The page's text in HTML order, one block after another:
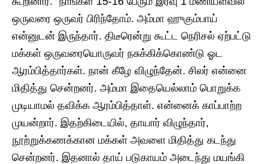
ஒருவரை ஒருவர் பிரிந்தோம். அம்மா ஹுகும்பாய்
என்னுடன் இருந்தார். திடீரென்று கூட்ட நெரிசல் ஏற்பட்டு
மக்கள் ஒருவரையொருவர் நசுக்கிக்கொண்டு ஓட
ஆரம்பித்தார்கள். நான் கீழே விழுந்தேன். சிலர் என்னை
மிதித்து சென்றனர். அம்மா இதையெல்லாம் பொறுக்க
முடியாமல் தவிக்க ஆரம்பித்தாள். என்னைக் காப்பாற்ற
முயன்றார். இதற்கிடையில், தாயார் விழுந்தார்,
நூற்றுக்கணக்கான மக்கள் அவளை மிதித்து கடந்து
சென்றனர். இதனால் தாய் படுகாயம் அடைந்து மயங்கி